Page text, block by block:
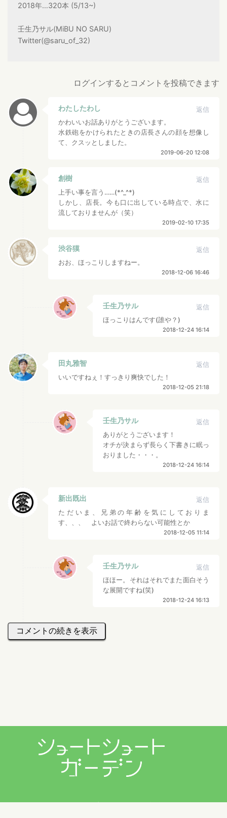
2018年…320本 (5/13~)
壬生乃サル(MiBU NO SARU)
Twitter(@saru_of_32)
ログインするとコメントを投稿できます
わたしたわし
返信
かわいいお話ありがとうございます。
水鉄砲をかけられたときの店長さんの顔を想像し
て、クスッとしました。
2019-06-20 12:08
創樹
返信
上手い事を言う……(*^_^*)
しかし、店長。今も口に出している時点で、水に
流しておりませんが（笑）
2019-02-10 17:35
渋谷獏
返信
おお、ほっこりしますねー。
2018-12-06 16:46
壬生乃サル
返信
ほっこりはんです(誰や？)
2018-12-24 16:14
田丸雅智
返信
いいですねぇ！すっきり爽快でした！
2018-12-05 21:18
壬生乃サル
返信
ありがとうございます！
オチが決まらず長らく下書きに眠っ
おりました・・・。
2018-12-24 16:14
新出既出
返信
ただいま、兄弟の年齢を気にしておりま
す、、、 よいお話で終わらない可能性とか
2018-12-05 11:14
壬生乃サル
返信
ほほー。それはそれでまた面白そう
な展開ですね(笑)
2018-12-24 16:13
コメントの続きを表示
プライバシーポリシー 利用規約 お問い合わせ